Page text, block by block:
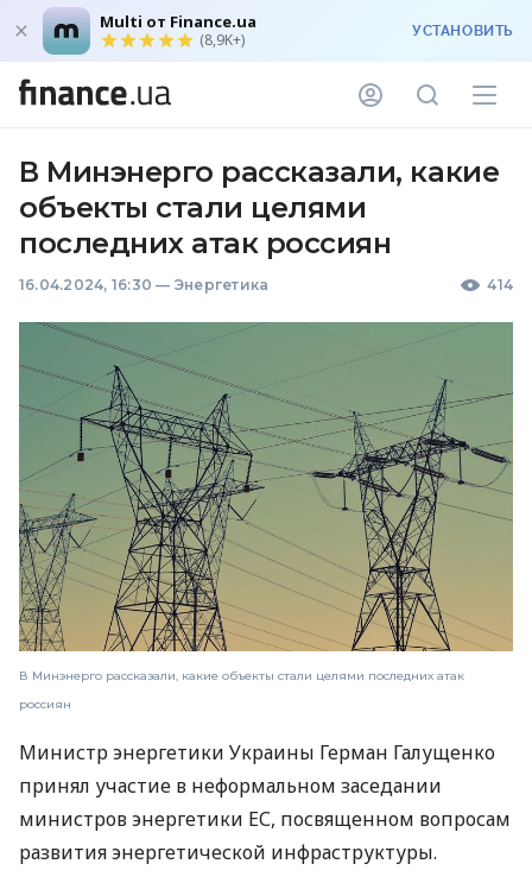
Multi от Finance.ua
(8,9K+) УСТАНОВИТЬ
В Минэнерго рассказали, какие
объекты стали целями
последних атак россиян
16.04.2024, 16:30 — Энергетика 414
В Минэнерго рассказали, какие объекты стали целями последних атак
россиян
Министр энергетики Украины Герман Галущенко
принял участие в неформальном заседании
министров энергетики ЕС, посвященном вопросам
развития энергетической инфраструктуры.